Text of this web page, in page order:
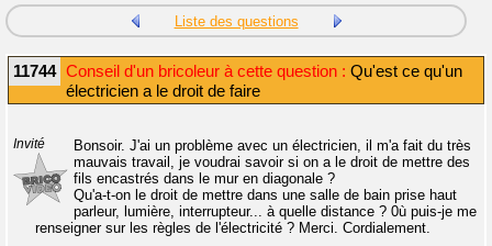
Liste des questions
11744 Conseil d'un bricoleur à cette question : Qu'est ce qu'un
électricien a le droit de faire
Invité
Bonsoir. J'ai un problème avec un électricien, il m'a fait du très
mauvais travail, je voudrai savoir si on a le droit de mettre des
fils encastrés dans le mur en diagonale ?
Qu'a-t-on le droit de mettre dans une salle de bain prise haut
parleur, lumière, interrupteur... à quelle distance ? 0ù puis-je me
renseigner sur les règles de l'électricité ? Merci. Cordialement.